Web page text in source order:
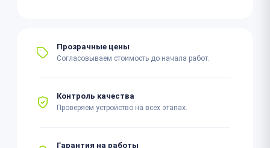
Прозрачные цены
Согласовываем стоимость до начала работ.
Контроль качества
Проверяем устройство на всех этапах.
Гарантия на работы